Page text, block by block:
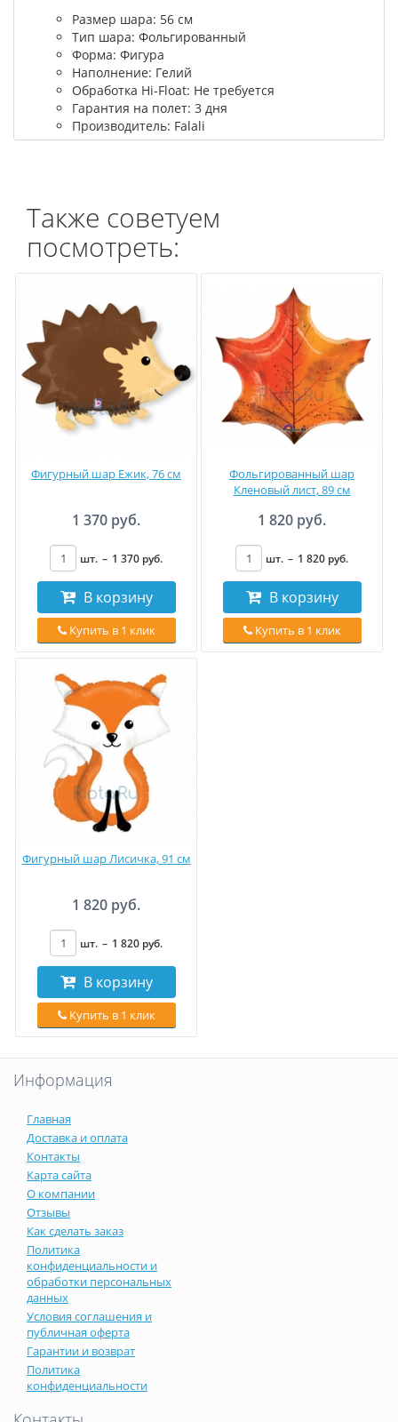
Размер шара: 56 см
Тип шара: Фольгированный
Форма: Фигура
Наполнение: Гелий
Обработка Hi-Float: Не требуется
Гарантия на полет: 3 дня
Производитель: Falali
Также советуем
посмотреть:
Фигурный шар Ежик, 76 см
1 370 руб.
шт. – 1 370 руб.
В корзину
Купить в 1 клик
Фольгированный шар
Кленовый лист, 89 см
1 820 руб.
шт. – 1 820 руб.
В корзину
Купить в 1 клик
Фигурный шар Лисичка, 91 см
1 820 руб.
шт. – 1 820 руб.
В корзину
Купить в 1 клик
Информация
Главная
Доставка и оплата
Контакты
Карта сайта
О компании
Отзывы
Как сделать заказ
Политика
конфиденциальности и
обработки персональных
данных
Условия соглашения и
публичная оферта
Гарантии и возврат
Политика
конфиденциальности